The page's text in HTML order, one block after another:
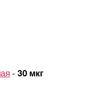
-30 мкг